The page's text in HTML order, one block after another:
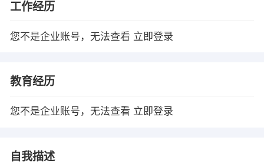
工作经历
您不是企业账号，无法查看 立即登录
教育经历
您不是企业账号，无法查看 立即登录
自我描述